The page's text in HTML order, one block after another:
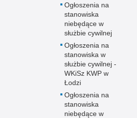
Ogłoszenia na
stanowiska
niebędące w
służbie cywilnej
Ogłoszenia na
stanowiska w
służbie cywilnej -
WKiSz KWP w
Łodzi
Ogłoszenia na
stanowiska
niebędące w